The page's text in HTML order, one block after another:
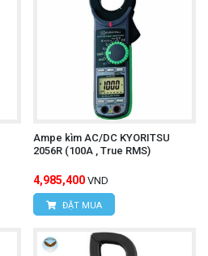
Ampe kìm AC/DC KYORITSU
2056R (100A , True RMS)
4,985,400 VND
ĐẶT MUA